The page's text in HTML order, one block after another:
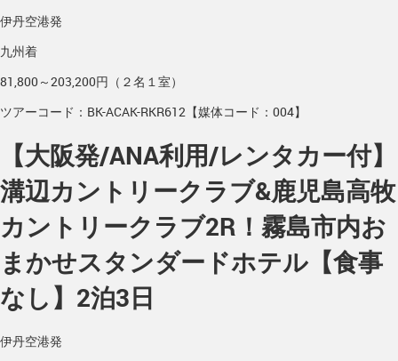
伊丹空港発
九州着
81,800～203,200円（２名１室）
ツアーコード：BK-ACAK-RKR612【媒体コード：004】
【大阪発/ANA利用/レンタカー付】
溝辺カントリークラブ&鹿児島高牧
カントリークラブ2R！霧島市内お
まかせスタンダードホテル【食事
なし】2泊3日
伊丹空港発